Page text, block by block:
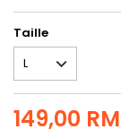
Taille
149,00 RM